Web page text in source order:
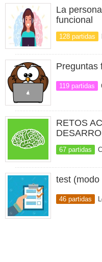
La
funcional
128 partidas
Preguntas
119 partidas
RETOS
67 partidas
test (modo
46 partidas